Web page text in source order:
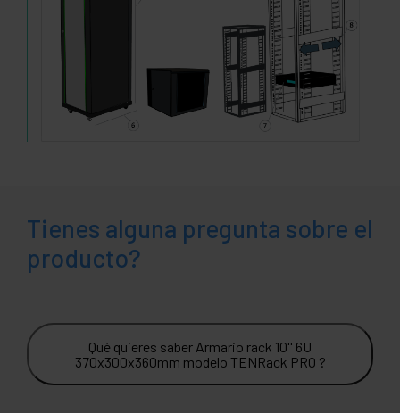
Tienes alguna pregunta sobre el
producto?
Qué quieres saber Armario rack 10'' 6U
370x300x360mm modelo TENRack PRO ?